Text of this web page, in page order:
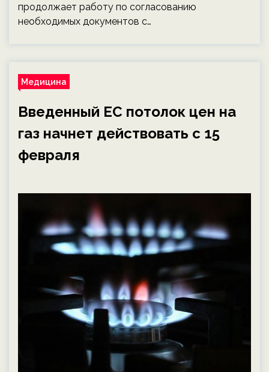
продолжает работу по согласованию
необходимых документов с…
Медицина
Введенный ЕС потолок цен на
газ начнет действовать с 15
февраля